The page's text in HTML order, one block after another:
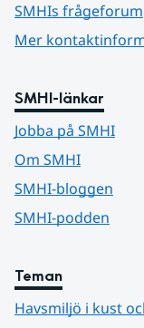
SMHIs frågeforum
Mer
SMHI-länkar
Jobba på SMHI
Om SMHI
SMHI-bloggen
SMHI-podden
Teman
Havsmiljö i kust